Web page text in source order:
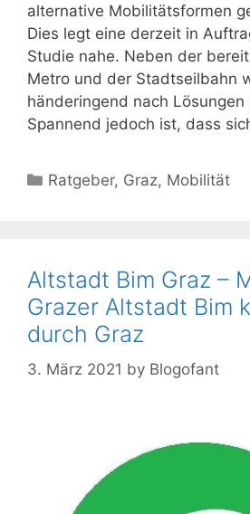
alternative Mobilitätsformen
Dies legt eine derzeit in
Studie nahe. Neben der
Metro und der Stadtseilbahn
händeringend nach Lösungen
Spannend jedoch ist, dass
Kategorien
Ratgeber, Graz, Mobilität
Altstadt Bim Graz –
Grazer Altstadt Bim
durch Graz
3. März 2021 by Blogofant